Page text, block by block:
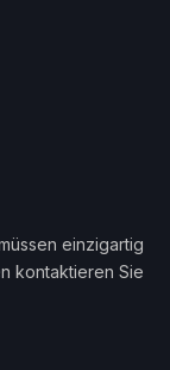
einzigartig
kontaktieren Sie